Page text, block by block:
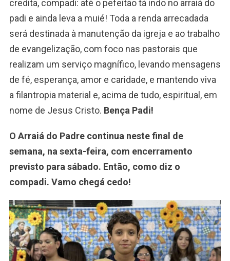
credita, compadi: até o pefeitão tá indo no arraiá do
padi e ainda leva a muié! Toda a renda arrecadada
será destinada à manutenção da igreja e ao trabalho
de evangelização, com foco nas pastorais que
realizam um serviço magnífico, levando mensagens
de fé, esperança, amor e caridade, e mantendo viva
a filantropia material e, acima de tudo, espiritual, em
nome de Jesus Cristo. Bença Padi!
O Arraiá do Padre continua neste final de
semana, na sexta-feira, com encerramento
previsto para sábado. Então, como diz o
compadi. Vamo chegá cedo!